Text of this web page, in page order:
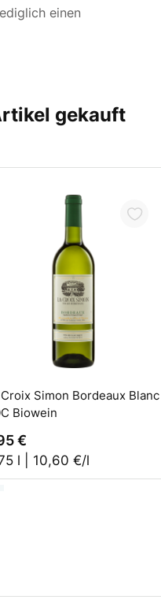
einen
gekauft
In den Warenkorb
Croix Simon Bordeaux Blanc
Biowein
€
l | 10,60 €/l